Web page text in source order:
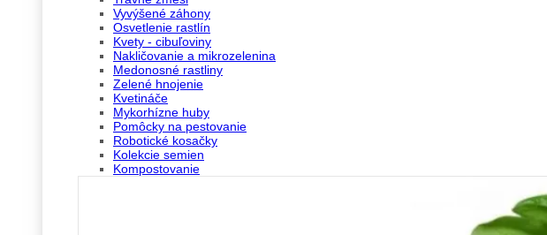
Vyvýšené záhony
Osvetlenie rastlín
Kvety - cibuľoviny
Nakličovanie a mikrozelenina
Medonosné rastliny
Zelené hnojenie
Kvetináče
Mykorhízne huby
Pomôcky na pestovanie
Robotické kosačky
Kolekcie semien
Kompostovanie